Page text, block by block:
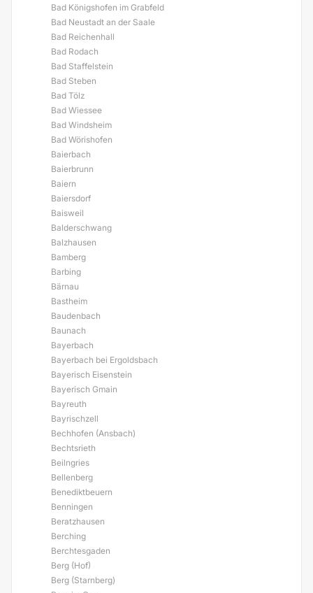
Bad Königshofen im Grabfeld
Bad Neustadt an der Saale
Bad Reichenhall
Bad Rodach
Bad Staffelstein
Bad Steben
Bad Tölz
Bad Wiessee
Bad Windsheim
Bad Wörishofen
Baierbach
Baierbrunn
Baiern
Baiersdorf
Baisweil
Balderschwang
Balzhausen
Bamberg
Barbing
Bärnau
Bastheim
Baudenbach
Baunach
Bayerbach
Bayerbach bei Ergoldsbach
Bayerisch Eisenstein
Bayerisch Gmain
Bayreuth
Bayrischzell
Bechhofen (Ansbach)
Bechtsrieth
Beilngries
Bellenberg
Benediktbeuern
Benningen
Beratzhausen
Berching
Berchtesgaden
Berg (Hof)
Berg (Starnberg)